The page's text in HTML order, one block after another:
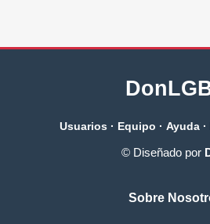
Usuarios · Equipo · Ayuda ·
© Diseñado por
Sobre